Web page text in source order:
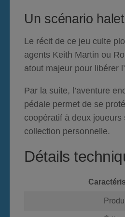
Un scénario
Le récit de ce jeu culte
agents Keith Martin ou
atout majeur pour libérer
Par la suite, l’aventure
pédale permet de se
coopératif à deux joueurs
collection personnelle.
Détails